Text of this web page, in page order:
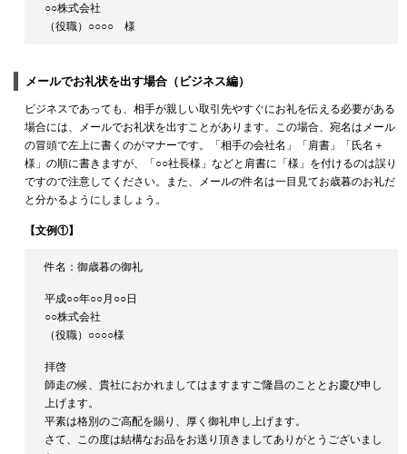
○○株式会社
（役職）○○○○ 様
メールでお礼状を出す場合（ビジネス編）
ビジネスであっても、相手が親しい取引先やすぐにお礼を伝える必要がある
場合には、メールでお礼状を出すことがあります。この場合、宛名はメール
の冒頭で左上に書くのがマナーです。「相手の会社名」「肩書」「氏名＋
様」の順に書きますが、「○○社長様」などと肩書に「様」を付けるのは誤り
ですので注意してください。また、メールの件名は一目見てお歳暮のお礼だ
と分かるようにしましょう。
【文例①】
件名：御歳暮の御礼
平成○○年○○月○○日
○○株式会社
（役職）○○○○様
拝啓
師走の候、貴社におかれましてはますますご隆昌のこととお慶び申し
上げます。
平素は格別のご高配を賜り、厚く御礼申し上げます。
さて、この度は結構なお品をお送り頂きましてありがとうございまし